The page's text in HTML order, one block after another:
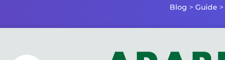
Blog > Guide >